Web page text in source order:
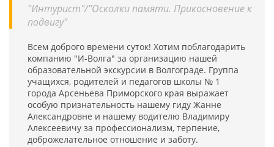
"Интурист"/"Осколки памяти. Прикосновение к
подвигу"
Всем доброго времени суток! Хотим поблагодарить
компанию "И-Волга" за организацию нашей
образовательной экскурсии в Волгограде. Группа
учащихся, родителей и педагогов школы № 1
города Арсеньева Приморского края выражает
особую признательность нашему гиду Жанне
Александровне и нашему водителю Владимиру
Алексеевичу за профессионализм, терпение,
доброжелательное отношение и заботу.